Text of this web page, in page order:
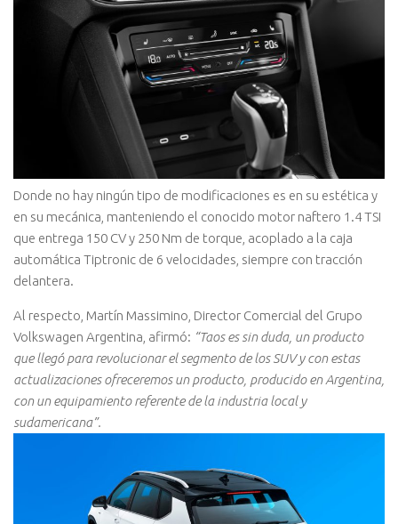
Donde no hay ningún tipo de modificaciones es en su estética y
en su mecánica, manteniendo el conocido motor naftero 1.4 TSI
que entrega 150 CV y 250 Nm de torque, acoplado a la caja
automática Tiptronic de 6 velocidades, siempre con tracción
delantera.
Al respecto, Martín Massimino, Director Comercial del Grupo
Volkswagen Argentina, afirmó: “Taos es sin duda, un producto
que llegó para revolucionar el segmento de los SUV y con estas
actualizaciones ofreceremos un producto, producido en Argentina,
con un equipamiento referente de la industria local y
sudamericana”.